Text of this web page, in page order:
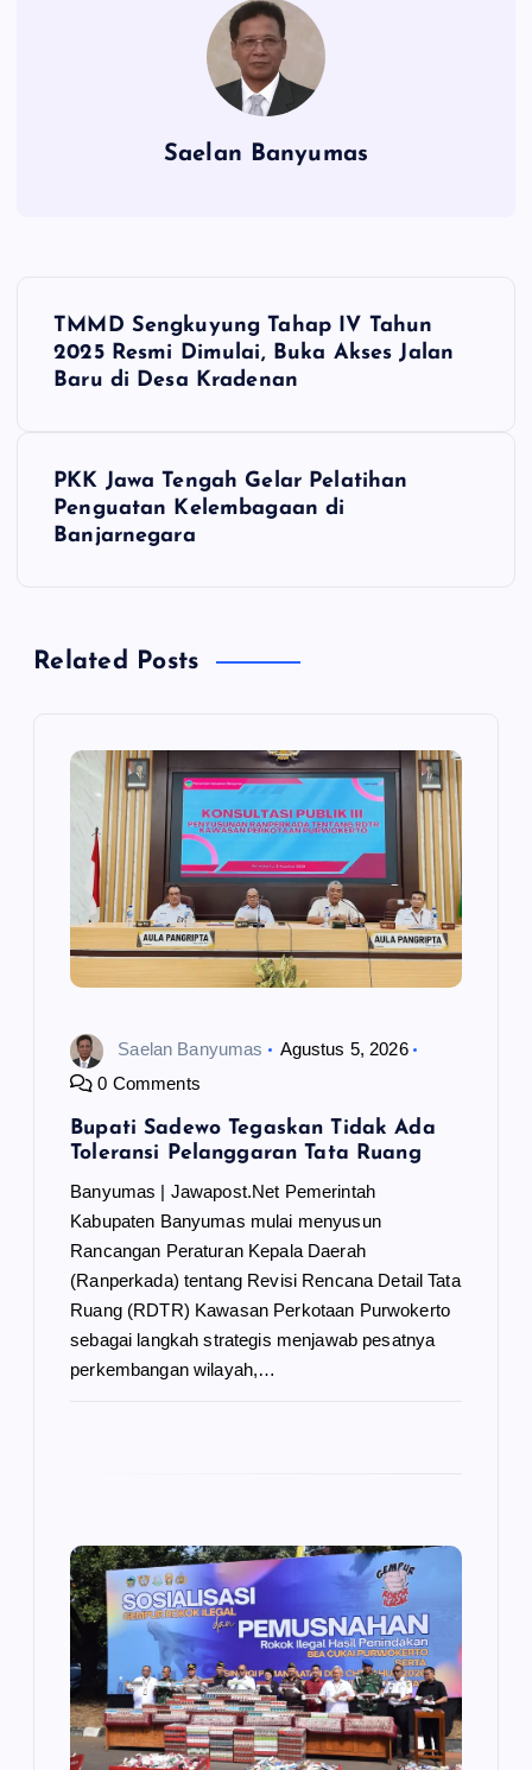
Saelan Banyumas
N
s
TMMD Sengkuyung Tahap IV Tahun
2025 Resmi Dimulai, Buka Akses Jalan
Baru di Desa Kradenan
PKK Jawa Tengah Gelar Pelatihan
Penguatan Kelembagaan di
Banjarnegara
Related Posts
Saelan Banyumas
Agustus 5, 2026
0 Comments
Bupati Sadewo Tegaskan Tidak Ada
Toleransi Pelanggaran Tata Ruang
Banyumas | Jawapost.Net Pemerintah
Kabupaten Banyumas mulai menyusun
Rancangan Peraturan Kepala Daerah
(Ranperkada) tentang Revisi Rencana Detail Tata
Ruang (RDTR) Kawasan Perkotaan Purwokerto
sebagai langkah strategis menjawab pesatnya
perkembangan wilayah,…